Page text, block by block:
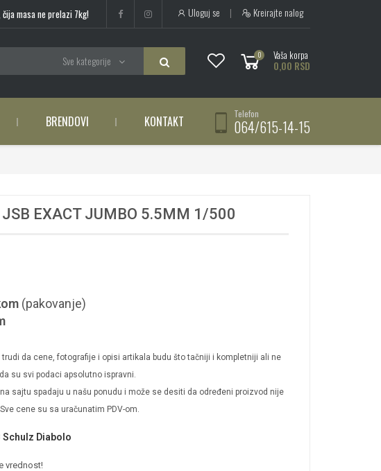
masa ne prelazi 7kg! Uloguj se | Kreirajte nalog
0 Vaša korpa
0,00 RSD
Sve kategorije
BRENDOVI KONTAKT Telefon
064/615-14-15
EXACT JUMBO 5.5MM 1/500
(pakovanje)
trudi da cene, fotografije i opisi artikala budu što tačniji i kompletniji ali ne
su svi podaci apsolutno ispravni.
sajtu spadaju u našu ponudu i može se desiti da određeni proizvod nije
cene su sa uračunatim PDV-om.
Schulz Diabolo
vrednost!